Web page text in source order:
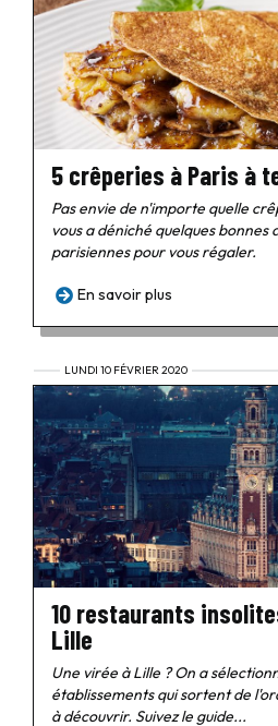
5 crêperies à Paris à
Pas envie de n'importe quelle
vous a déniché quelques bonnes
parisiennes pour vous régaler.
En savoir plus
LUNDI 10 FÉVRIER 2020
10 restaurants
Lille
Une virée à Lille ? On a
établissements qui sortent de
à découvrir. Suivez le guide...